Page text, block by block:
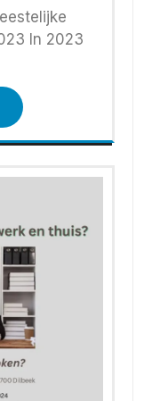
In 2023